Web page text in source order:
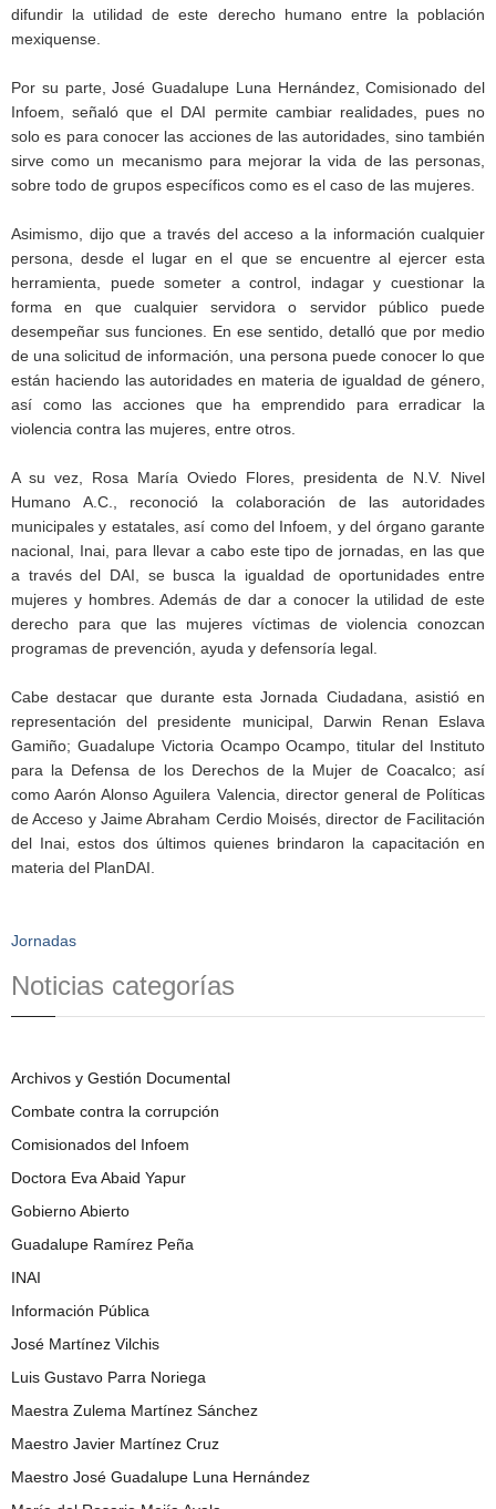
difundir la utilidad de este derecho humano entre la población
mexiquense.
Por su parte, José Guadalupe Luna Hernández, Comisionado del
Infoem, señaló que el DAI permite cambiar realidades, pues no
solo es para conocer las acciones de las autoridades, sino también
sirve como un mecanismo para mejorar la vida de las personas,
sobre todo de grupos específicos como es el caso de las mujeres.
Asimismo, dijo que a través del acceso a la información cualquier
persona, desde el lugar en el que se encuentre al ejercer esta
herramienta, puede someter a control, indagar y cuestionar la
forma en que cualquier servidora o servidor público puede
desempeñar sus funciones. En ese sentido, detalló que por medio
de una solicitud de información, una persona puede conocer lo que
están haciendo las autoridades en materia de igualdad de género,
así como las acciones que ha emprendido para erradicar la
violencia contra las mujeres, entre otros.
A su vez, Rosa María Oviedo Flores, presidenta de N.V. Nivel
Humano A.C., reconoció la colaboración de las autoridades
municipales y estatales, así como del Infoem, y del órgano garante
nacional, Inai, para llevar a cabo este tipo de jornadas, en las que
a través del DAI, se busca la igualdad de oportunidades entre
mujeres y hombres. Además de dar a conocer la utilidad de este
derecho para que las mujeres víctimas de violencia conozcan
programas de prevención, ayuda y defensoría legal.
Cabe destacar que durante esta Jornada Ciudadana, asistió en
representación del presidente municipal, Darwin Renan Eslava
Gamiño; Guadalupe Victoria Ocampo Ocampo, titular del Instituto
para la Defensa de los Derechos de la Mujer de Coacalco; así
como Aarón Alonso Aguilera Valencia, director general de Políticas
de Acceso y Jaime Abraham Cerdio Moisés, director de Facilitación
del Inai, estos dos últimos quienes brindaron la capacitación en
materia del PlanDAI.
Jornadas
Noticias categorías
Archivos y Gestión Documental
Combate contra la corrupción
Comisionados del Infoem
Doctora Eva Abaid Yapur
Gobierno Abierto
Guadalupe Ramírez Peña
INAI
Información Pública
José Martínez Vilchis
Luis Gustavo Parra Noriega
Maestra Zulema Martínez Sánchez
Maestro Javier Martínez Cruz
Maestro José Guadalupe Luna Hernández